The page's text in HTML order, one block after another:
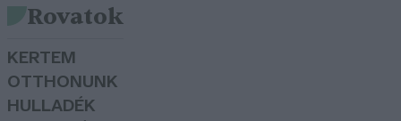
Rovatok
KERTEM
OTTHONUNK
HULLADÉK